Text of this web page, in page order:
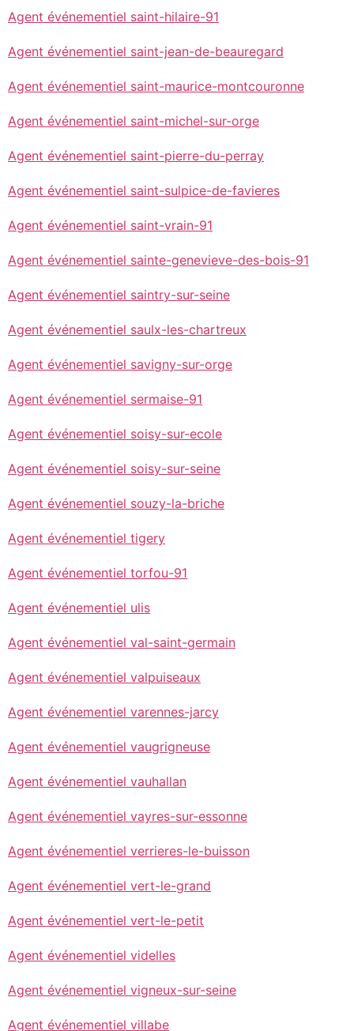
Agent événementiel saint-hilaire-91
Agent événementiel saint-jean-de-beauregard
Agent événementiel saint-maurice-montcouronne
Agent événementiel saint-michel-sur-orge
Agent événementiel saint-pierre-du-perray
Agent événementiel saint-sulpice-de-favieres
Agent événementiel saint-vrain-91
Agent événementiel sainte-genevieve-des-bois-91
Agent événementiel saintry-sur-seine
Agent événementiel saulx-les-chartreux
Agent événementiel savigny-sur-orge
Agent événementiel sermaise-91
Agent événementiel soisy-sur-ecole
Agent événementiel soisy-sur-seine
Agent événementiel souzy-la-briche
Agent événementiel tigery
Agent événementiel torfou-91
Agent événementiel ulis
Agent événementiel val-saint-germain
Agent événementiel valpuiseaux
Agent événementiel varennes-jarcy
Agent événementiel vaugrigneuse
Agent événementiel vauhallan
Agent événementiel vayres-sur-essonne
Agent événementiel verrieres-le-buisson
Agent événementiel vert-le-grand
Agent événementiel vert-le-petit
Agent événementiel videlles
Agent événementiel vigneux-sur-seine
Agent événementiel villabe